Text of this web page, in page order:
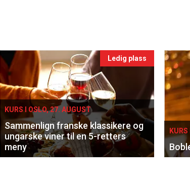
Ledig plass
KURS I OSLO, 27. AUGUST
Sammenlign franske klassikere og
ungarske viner til en 5-retters
meny